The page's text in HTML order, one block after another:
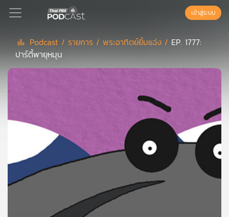
Podcast
เพล
ย์
เข้าสู่ระบบ
Podcast / รายการ /พระอาทิตย์ยิ้มแฉ่ง / EP. 1777:
ปาร์ตี้พายุหมุน